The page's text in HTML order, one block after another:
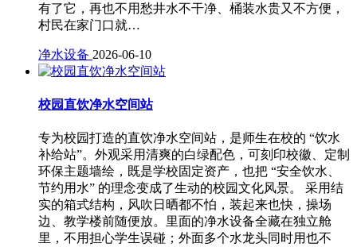
有了它，再也不用愁井水不干净、桶装水贵又不方便，
村民在家门口就…
净水设备 2026-06-10
校园直饮净水空间站
专为校园打造的直饮净水空间站，是师生在校的 “饮水
补给站”。外观采用清爽的白绿配色，可刻印校徽、定制
环保主题墙绘，既是学校固定资产，也把 “安全饮水、
节约用水” 的理念变成了生动的校园文化风景。 采用结
实的箱式结构，风吹日晒都不怕，装起来也快，操场
边、教学楼前随便放。里面的净水设备全藏在独立舱
里，不用担心学生误碰；外面多个水龙头同时用也不